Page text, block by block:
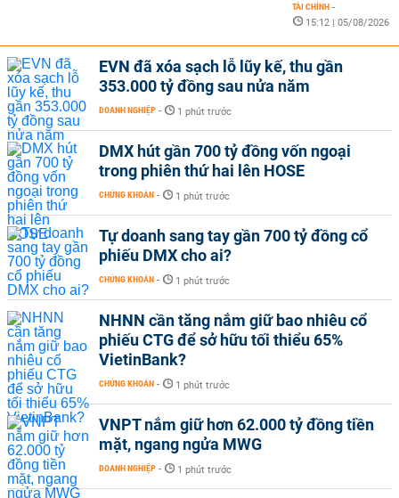
TÀI CHÍNH -
15:12 | 05/08/2026
EVN đã xóa sạch lỗ lũy kế, thu gần
353.000 tỷ đồng sau nửa năm
DOANH NGHIỆP - 1 phút trước
DMX hút gần 700 tỷ đồng vốn ngoại
trong phiên thứ hai lên HOSE
CHỨNG KHOÁN - 1 phút trước
Tự doanh sang tay gần 700 tỷ đồng cổ
phiếu DMX cho ai?
CHỨNG KHOÁN - 1 phút trước
NHNN cần tăng nắm giữ bao nhiêu cổ
phiếu CTG để sở hữu tối thiểu 65%
VietinBank?
CHỨNG KHOÁN - 1 phút trước
VNPT nắm giữ hơn 62.000 tỷ đồng tiền
mặt, ngang ngửa MWG
DOANH NGHIỆP - 1 phút trước